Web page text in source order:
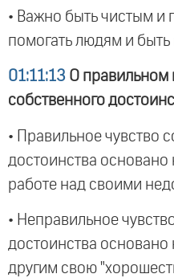
• Важно быть чистым и
помогать людям и
01:11:13 О правильном
собственного
• Правильное чувство
достоинства основано
работе над своими
• Неправильное
достоинства основано
другим свою